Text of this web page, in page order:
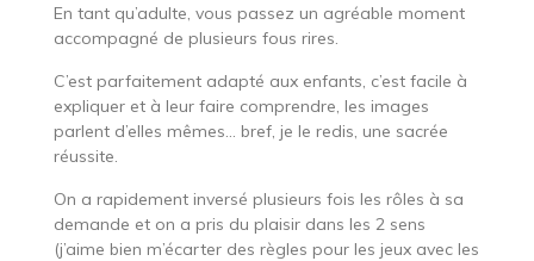
En tant qu’adulte, vous passez un agréable moment
accompagné de plusieurs fous rires.
C’est parfaitement adapté aux enfants, c’est facile à
expliquer et à leur faire comprendre, les images
parlent d’elles mêmes… bref, je le redis, une sacrée
réussite.
On a rapidement inversé plusieurs fois les rôles à sa
demande et on a pris du plaisir dans les 2 sens
(j’aime bien m’écarter des règles pour les jeux avec les